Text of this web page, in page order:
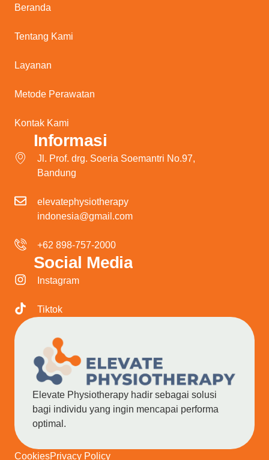
Beranda
Tentang Kami
Layanan
Metode Perawatan
Kontak Kami
Informasi
Jl. Prof. drg. Soeria Soemantri No.97,
Bandung
elevatephysiotherapy
indonesia@gmail.com
+62 898-757-2000
Social Media
Instagram
Tiktok
Elevate Physiotherapy hadir sebagai solusi
bagi individu yang ingin mencapai performa
optimal.
CookiesPrivacy Policy